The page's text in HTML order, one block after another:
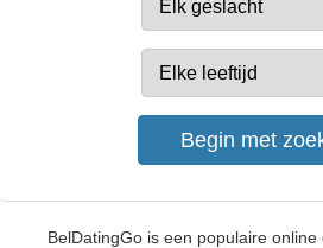
BelDatingGo is een populaire online